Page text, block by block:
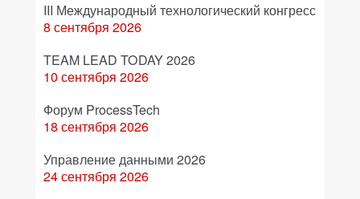
III Международный технологический конгресс
8 сентября 2026
TEAM LEAD TODAY 2026
10 сентября 2026
Форум ProcessTech
18 сентября 2026
Управление данными 2026
24 сентября 2026